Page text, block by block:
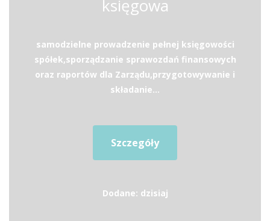
księgowa
samodzielne prowadzenie pełnej księgowości
spółek,sporządzanie sprawozdań finansowych
oraz raportów dla Zarządu,przygotowywanie i
składanie...
Szczegóły
Dodane: dzisiaj